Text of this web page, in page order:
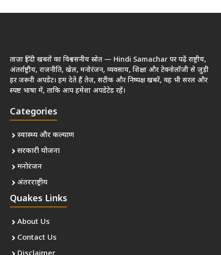
ताज़ा हिंदी खबरों का विश्वसनीय स्रोत — Hindi Samachar पर पढ़ें राष्ट्रीय,
अंतर्राष्ट्रीय, राजनीति, खेल, मनोरंजन, व्यवसाय, शिक्षा और टेक्नोलॉजी से जुड़ी
हर जरूरी अपडेट। हम देते हैं तेज़, सटीक और निष्पक्ष खबरें, वह भी सरल और
स्पष्ट भाषा में, ताकि आप हमेशा अपडेटेड रहें।
Categories
स्वास्थ्य और कल्याण
सरकारी योजना
मनोरंजन
अंतरराष्ट्रीय
Quakes Links
About Us
Contact Us